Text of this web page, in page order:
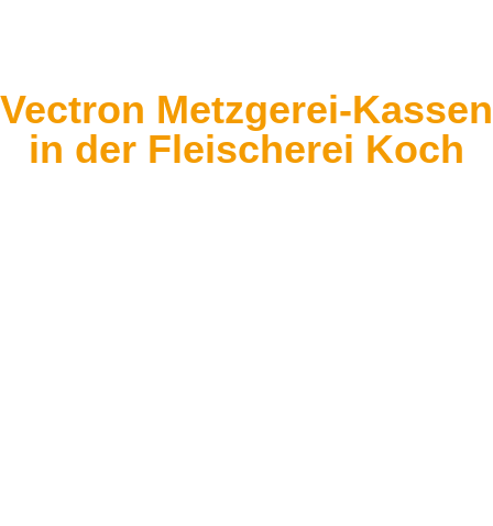
Vectron Metzgerei-Kassen
in der Fleischerei Koch